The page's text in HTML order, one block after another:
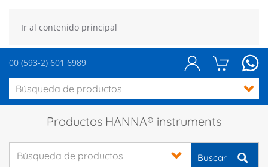
Ir al contenido principal
00 (593-2) 601 6989
Productos HANNA® instruments
Buscar